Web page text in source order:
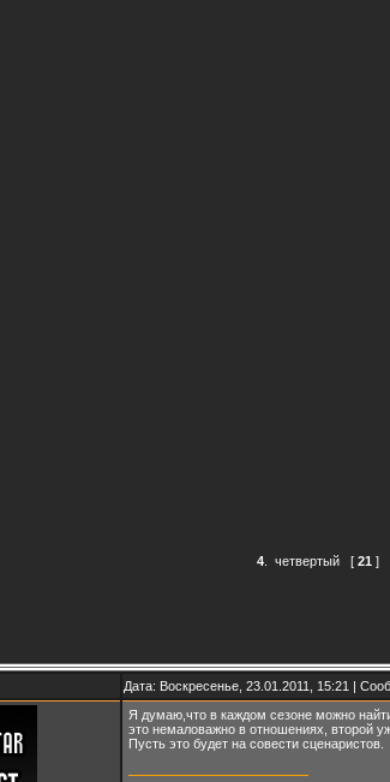
4 четвертый [ 21 ]
Дата: Воскресенье, 23.01.2011, 15:21 |
Я думаю,что в каждом сезоне можно
это немаловажно в отношениях, второй
Пусть это будет на совести сценаристов.